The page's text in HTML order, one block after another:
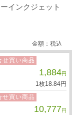
インクジェット
金額：税込
せ買い商品
1,884円
1枚18.84円
せ買い商品
10,777円